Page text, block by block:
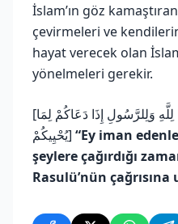
İslam’ın göz
çevirmeleri ve
hayat verecek olan
yönelmeleri gerekir.
[يَا أَيُّهَا الَّذِينَ آمَنُوا اسْتَجِيبُوا لِلَّهِ وَلِلرَّسُولِ إِذَا دَعَاكُمْ لِمَا
يُحْيِيكُمْ] “Ey iman
şeylere çağırdığı
Rasulü’nün çağrısına